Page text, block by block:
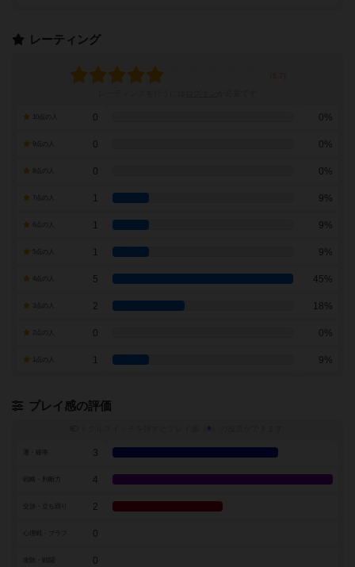
レーティング
0 0%
9点の人 0 0%
0 0%
7点の人 1 9%
1 9%
1 9%
5 45%
2 18%
0 0%
1 9%
プレイ感の評価
※
3
4
交渉・立ち回り 2
0
0